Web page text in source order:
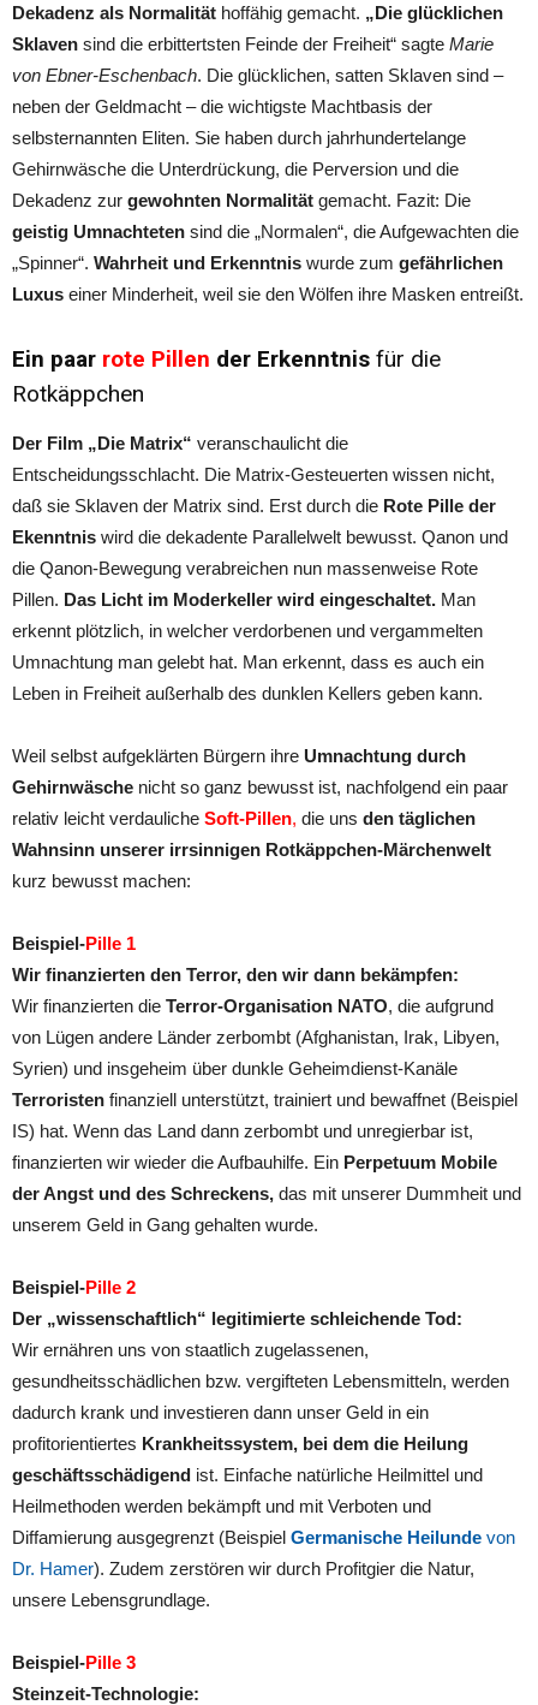
Dekadenz als Normalität hoffähig gemacht. „Die glücklichen
Sklaven sind die erbittertsten Feinde der Freiheit“ sagte Marie
von Ebner-Eschenbach. Die glücklichen, satten Sklaven sind –
neben der Geldmacht – die wichtigste Machtbasis der
selbsternannten Eliten. Sie haben durch jahrhundertelange
Gehirnwäsche die Unterdrückung, die Perversion und die
Dekadenz zur gewohnten Normalität gemacht. Fazit: Die
geistig Umnachteten sind die „Normalen“, die Aufgewachten die
„Spinner“. Wahrheit und Erkenntnis wurde zum gefährlichen
Luxus einer Minderheit, weil sie den Wölfen ihre Masken entreißt.
Ein paar rote Pillen der Erkenntnis für die
Rotkäppchen
Der Film „Die Matrix“ veranschaulicht die
Entscheidungsschlacht. Die Matrix-Gesteuerten wissen nicht,
daß sie Sklaven der Matrix sind. Erst durch die Rote Pille der
Ekenntnis wird die dekadente Parallelwelt bewusst. Qanon und
die Qanon-Bewegung verabreichen nun massenweise Rote
Pillen. Das Licht im Moderkeller wird eingeschaltet. Man
erkennt plötzlich, in welcher verdorbenen und vergammelten
Umnachtung man gelebt hat. Man erkennt, dass es auch ein
Leben in Freiheit außerhalb des dunklen Kellers geben kann.
Weil selbst aufgeklärten Bürgern ihre Umnachtung durch
Gehirnwäsche nicht so ganz bewusst ist, nachfolgend ein paar
relativ leicht verdauliche Soft-Pillen, die uns den täglichen
Wahnsinn unserer irrsinnigen Rotkäppchen-Märchenwelt
kurz bewusst machen:
Beispiel-Pille 1
Wir finanzierten den Terror, den wir dann bekämpfen:
Wir finanzierten die Terror-Organisation NATO, die aufgrund
von Lügen andere Länder zerbombt (Afghanistan, Irak, Libyen,
Syrien) und insgeheim über dunkle Geheimdienst-Kanäle
Terroristen finanziell unterstützt, trainiert und bewaffnet (Beispiel
IS) hat. Wenn das Land dann zerbombt und unregierbar ist,
finanzierten wir wieder die Aufbauhilfe. Ein Perpetuum Mobile
der Angst und des Schreckens, das mit unserer Dummheit und
unserem Geld in Gang gehalten wurde.
Beispiel-Pille 2
Der „wissenschaftlich“ legitimierte schleichende Tod:
Wir ernähren uns von staatlich zugelassenen,
gesundheitsschädlichen bzw. vergifteten Lebensmitteln, werden
dadurch krank und investieren dann unser Geld in ein
profitorientiertes Krankheitssystem, bei dem die Heilung
geschäftsschädigend ist. Einfache natürliche Heilmittel und
Heilmethoden werden bekämpft und mit Verboten und
Diffamierung ausgegrenzt (Beispiel Germanische Heilunde von
Dr. Hamer). Zudem zerstören wir durch Profitgier die Natur,
unsere Lebensgrundlage.
Beispiel-Pille 3
Steinzeit-Technologie: